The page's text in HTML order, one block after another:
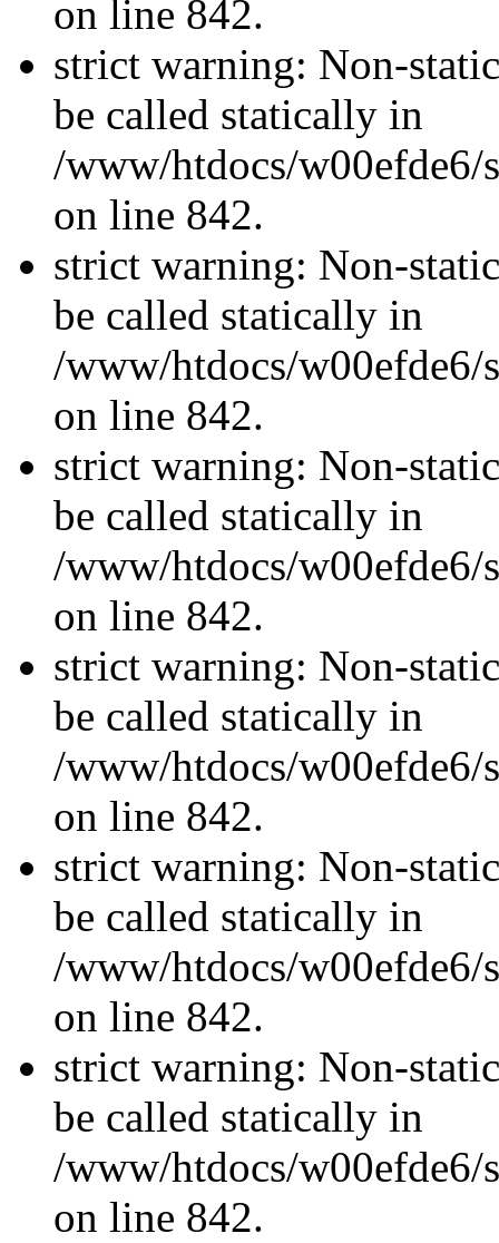
on line 842.
strict warning: Non-
be called statically in
/www/htdocs/w00efde6/
on line 842.
strict warning: Non-
be called statically in
/www/htdocs/w00efde6/
on line 842.
strict warning: Non-
be called statically in
/www/htdocs/w00efde6/
on line 842.
strict warning: Non-
be called statically in
/www/htdocs/w00efde6/
on line 842.
strict warning: Non-
be called statically in
/www/htdocs/w00efde6/
on line 842.
strict warning: Non-
be called statically in
/www/htdocs/w00efde6/
on line 842.